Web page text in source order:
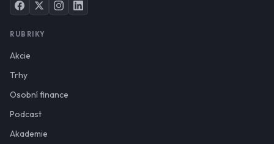
RUBRIKY
Akcie
Trhy
Osobní finance
Podcast
Akademie